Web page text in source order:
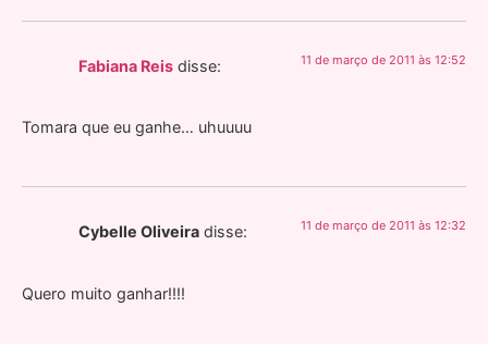
Fabiana Reis disse: 11 de março de 2011 às 12:52
Tomara que eu ganhe… uhuuuu
Cybelle Oliveira disse: 11 de março de 2011 às 12:32
Quero muito ganhar!!!!